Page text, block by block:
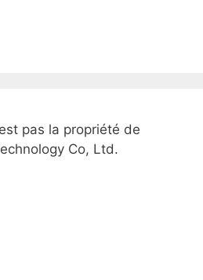
pas la propriété de
Co, Ltd.